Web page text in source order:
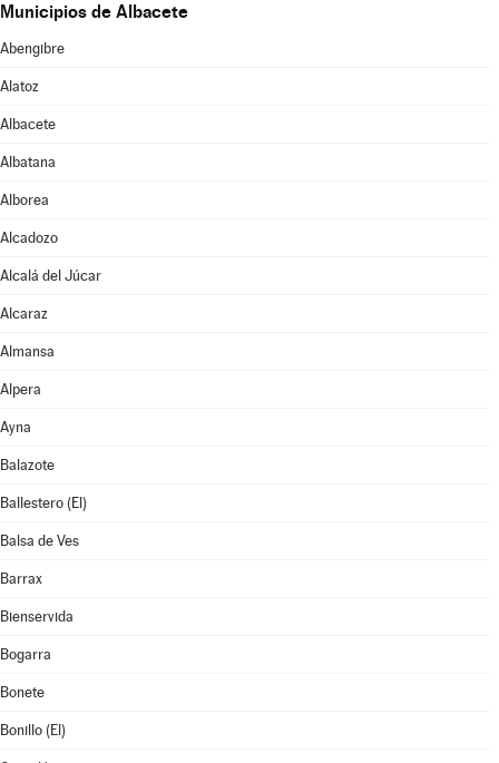
Municipios de Albacete
Abengibre
Alatoz
Albacete
Albatana
Alborea
Alcadozo
Alcalá del Júcar
Alcaraz
Almansa
Alpera
Ayna
Balazote
Ballestero (El)
Balsa de Ves
Barrax
Bienservida
Bogarra
Bonete
Bonillo (El)